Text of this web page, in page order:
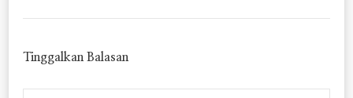
Tinggalkan Balasan